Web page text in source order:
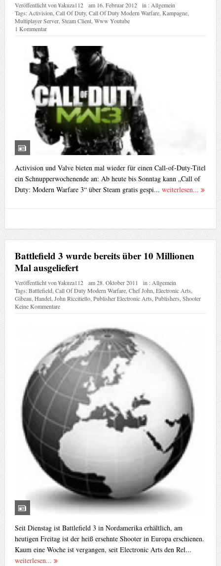
Veröffentlicht von¥akuza112 am 16. Februar 2012 in : Allgemein
Tags: Activision Call Of Duty, Call Of Duty Modern Warfare, Kampagne,
Multiplayer Server, Steam Client, Www Youtube
1 Kommentar
Activision und Valve bieten mal wieder für einen Call-of-Duty-Titel
ein Schnupperwochenende an: Ab heute bis Sonntag kann „Call of
Duty: Modern Warfare 3“ über Steam gratis gespi... weiterlesen...
Battlefield 3 wurde bereits über 10 Millionen
Mal ausgeliefert
Veröffentlicht von¥akuza112 am28. Oktober 2011 in :Allgemein
Tags:Battlefield,Call Of Duty Modern Warfare,Chef John,Electronic Arts,
Gibeau,Handel,John Riccitiello,Publisher Electronic Arts,Publishers,Shooter
Keine Kommentare
Seit Dienstag ist Battlefield 3 in Nordamerika erhältlich, am
heutigen Freitag ist der heiß ersehnte Shooter in Europa erschienen.
Kaum eine Woche ist vergangen, seit Electronic Arts den Rel...
weiterlesen...